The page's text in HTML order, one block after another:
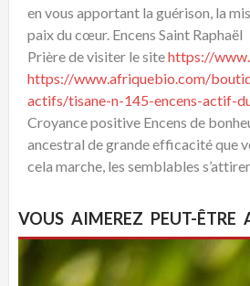
en vous apportant la guérison, la
paix du cœur. Encens Saint Raphaël
Prière de visiter le sitehttps://
https://www.afriquebio.com/
actifs/tisane-n-145-encens-actif-
Croyance positive Encens de
ancestral de grande efficacité que
cela marche, les semblables
VOUS AIMEREZ PEUT-ÊTRE